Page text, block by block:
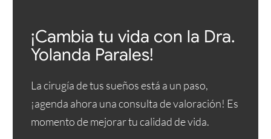
¡Cambia tu vida con la Dra.
Yolanda Parales!
La cirugía de tus sueños está a un paso,
¡agenda ahora una consulta de valoración! Es
momento de mejorar tu calidad de vida.